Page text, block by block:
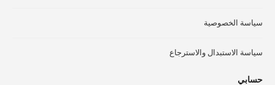
سياسة الخصوصية
سياسة الاستبدال والاسترجاع
حسابي